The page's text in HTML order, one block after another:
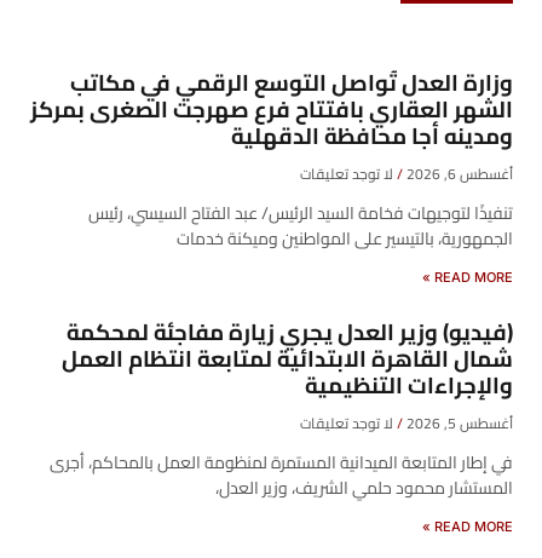
وزارة العدل تُواصل التوسع الرقمي في مكاتب
الشهر العقاري بافتتاح فرع صهرجت الصغرى بمركز
ومدينه أجا محافظة الدقهلية
أغسطس 6, 2026 لا توجد تعليقات
تنفيذًا لتوجيهات فخامة السيد الرئيس/ عبد الفتاح السيسي، رئيس
الجمهورية، بالتيسير على المواطنين وميكنة خدمات
READ MORE »
(فيديو) وزير العدل يجري زيارة مفاجئة لمحكمة
شمال القاهرة الابتدائية لمتابعة انتظام العمل
والإجراءات التنظيمية
أغسطس 5, 2026 لا توجد تعليقات
في إطار المتابعة الميدانية المستمرة لمنظومة العمل بالمحاكم، أجرى
المستشار محمود حلمي الشريف، وزير العدل،
READ MORE »